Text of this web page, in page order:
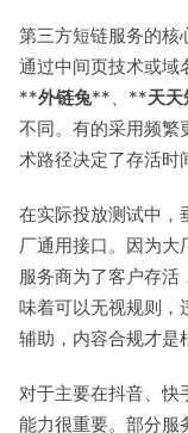
第三方短链服务的核
通过中间页技术或域
**外链兔**、**天
不同。有的采用频繁
术路径决定了存活时
在实际投放测试中，
厂通用接口。因为大
服务商为了客户存活
味着可以无视规则，
辅助，内容合规才是
对于主要在抖音、快
能力很重要。部分服